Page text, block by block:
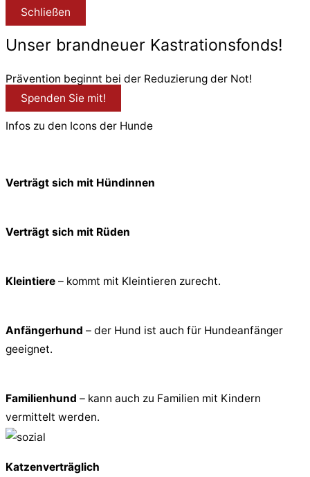
Schließen
Unser brandneuer Kastrationsfonds!
Prävention beginnt bei der Reduzierung der Not!
Spenden Sie mit!
Infos zu den Icons der Hunde
Verträgt sich mit Hündinnen
Verträgt sich mit Rüden
Kleintiere – kommt mit Kleintieren zurecht.
Anfängerhund – der Hund ist auch für Hundeanfänger
geeignet.
Familienhund – kann auch zu Familien mit Kindern
vermittelt werden.
Katzenverträglich